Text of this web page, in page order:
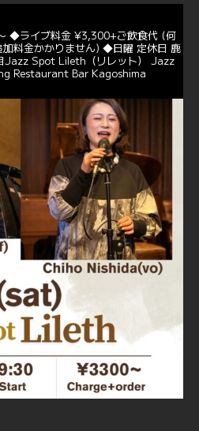
ご覧いただけます❣❣
ン #ジャミラ #クリスマスソング
wEg5HDc_iEv
· 11 11月 2024
承り中❣❣
ネーション
ながら♪
ードメニュー
ご要望に応じてアレンジ可能ですの
せください
recommend/8650
More
◆ライブ料金 ¥3,300+ご飲食代 (何
料金かかりません) ◆日曜 定休日 鹿
Spot Lileth（リレット）
Jazz
Restaurant Bar Kagoshima